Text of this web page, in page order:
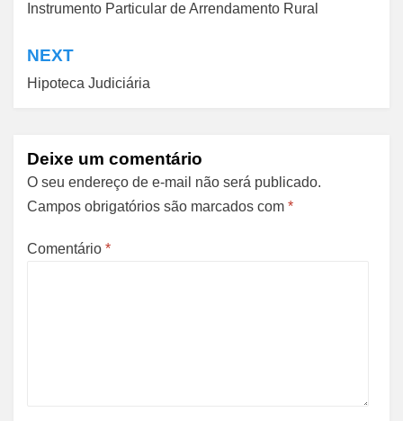
de
Post
Instrumento Particular de Arrendamento Rural
NEXT
Hipoteca Judiciária
Deixe um comentário
O seu endereço de e-mail não será publicado.
Campos obrigatórios são marcados com *
Comentário *